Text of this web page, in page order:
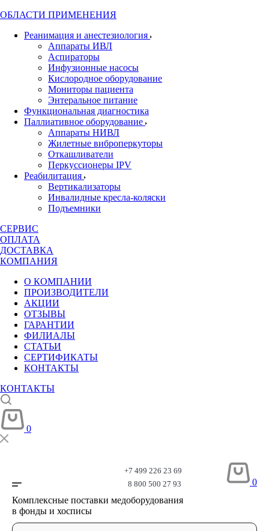
ОБЛАСТИ ПРИМЕНЕНИЯ
Реанимация и анестезиология
Аппараты ИВЛ
Аспираторы
Инфузионные насосы
Кислородное оборудование
Мониторы пациента
Энтеральное питание
Функциональная диагностика
Паллиативное оборудование
Аппараты НИВЛ
Жилетные виброперкуторы
Откашливатели
Перкуссионеры IPV
Реабилитация
Вертикализаторы
Инвалидные кресла-коляски
Подъемники
СЕРВИС
ОПЛАТА
ДОСТАВКА
КОМПАНИЯ
О КОМПАНИИ
ПРОИЗВОДИТЕЛИ
АКЦИИ
ОТЗЫВЫ
ГАРАНТИИ
ФИЛИАЛЫ
СТАТЬИ
СЕРТИФИКАТЫ
КОНТАКТЫ
КОНТАКТЫ
0
+7 499 226 23 69
8 800 500 27 93
0
Комплексные поставки медоборудования
в фонды и хосписы